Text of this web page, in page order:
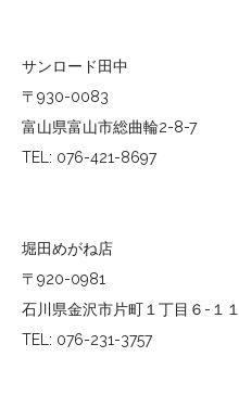
サンロード田中
〒930-0083
富山県富山市総曲輪2-8-7
TEL: 076-421-8697
堀田めがね店
〒920-0981
石川県金沢市片町１丁目６-１１
TEL: 076-231-3757